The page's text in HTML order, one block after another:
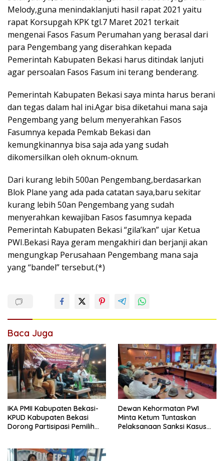
Melody,guna menindaklanjuti hasil rapat 2021 yaitu
rapat Korsupgah KPK tgl.7 Maret 2021 terkait
mengenai Fasos Fasum Perumahan yang berasal dari
para Pengembang yang diserahkan kepada
Pemerintah Kabupaten Bekasi harus ditindak lanjuti
agar persoalan Fasos Fasum ini terang benderang.
Pemerintah Kabupaten Bekasi saya minta harus berani
dan tegas dalam hal ini.Agar bisa diketahui mana saja
Pengembang yang belum menyerahkan Fasos
Fasumnya kepada Pemkab Bekasi dan
kemungkinannya bisa saja ada yang sudah
dikomersilkan oleh oknum-oknum.
Dari kurang lebih 500an Pengembang,berdasarkan
Blok Plane yang ada pada catatan saya,baru sekitar
kurang lebih 50an Pengembang yang sudah
menyerahkan kewajiban Fasos fasumnya kepada
Pemerintah Kabupaten Bekasi “gila’kan” ujar Ketua
PWI.Bekasi Raya geram mengakhiri dan berjanji akan
mengungkap Perusahaan Pengembang mana saja
yang “bandel” tersebut.(*)
Baca Juga
IKA PMII Kabupaten Bekasi-
KPUD Kabupaten Bekasi
Dorong Partisipasi Pemilih
Dewan Kehormatan PWI
Minta Ketum Tuntaskan
Pelaksanaan Sanksi Kasus